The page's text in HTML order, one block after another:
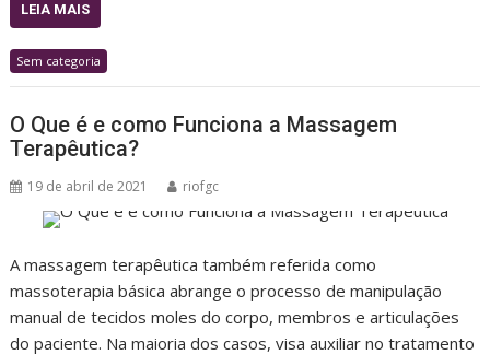
LEIA MAIS
Sem categoria
O Que é e como Funciona a Massagem
Terapêutica?
19 de abril de 2021 riofgc
A massagem terapêutica também referida como
massoterapia básica abrange o processo de manipulação
manual de tecidos moles do corpo, membros e articulações
do paciente. Na maioria dos casos, visa auxiliar no tratamento